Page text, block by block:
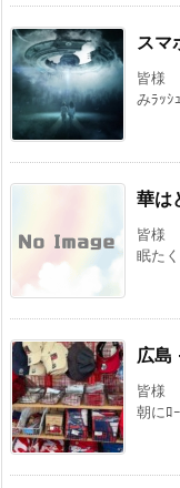
スマ
皆様
みﾗｯｼ
華は
皆様
眠た
広島
皆様
朝にﾛ